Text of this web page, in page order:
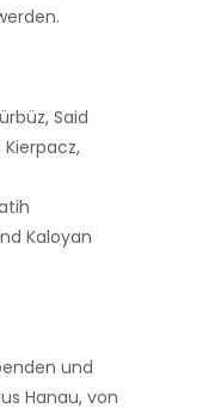
Said
Kaloyan
und
Hanau, von